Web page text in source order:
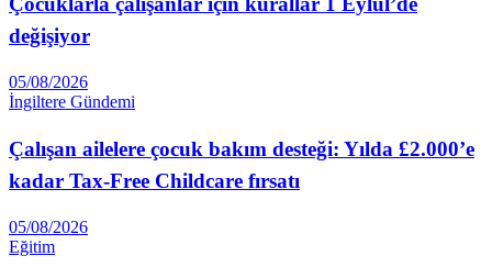
değişiyor
05/08/2026
İngiltere Gündemi
Çalışan ailelere çocuk bakım desteği: Yılda £2.000’e
kadar Tax-Free Childcare fırsatı
05/08/2026
Eğitim